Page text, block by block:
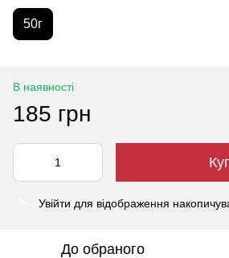
50г
В наявності
185 грн
Увійти для відображення
До обраного